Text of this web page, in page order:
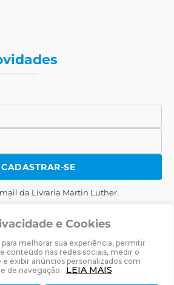
e Cookies
para melhorar sua experiência, permitir
conteúdo nas redes sociais, medir o
exibir anúncios personalizados com
de navegação. LEIA MAIS
CADASTRAR-SE
da Livraria Martin Luther.
Luther· Desenvolvido porZwei Arts